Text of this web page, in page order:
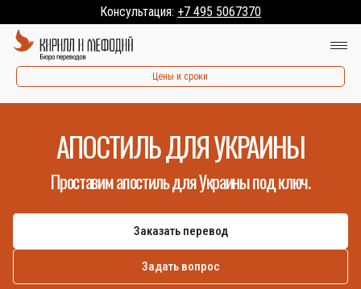
Консультация: +7 495 5067370
Цены и сроки
АПОСТИЛЬ ДЛЯ УКРАИНЫ
Проставим апостиль для Украины под ключ.
Заказать перевод
Задать вопрос